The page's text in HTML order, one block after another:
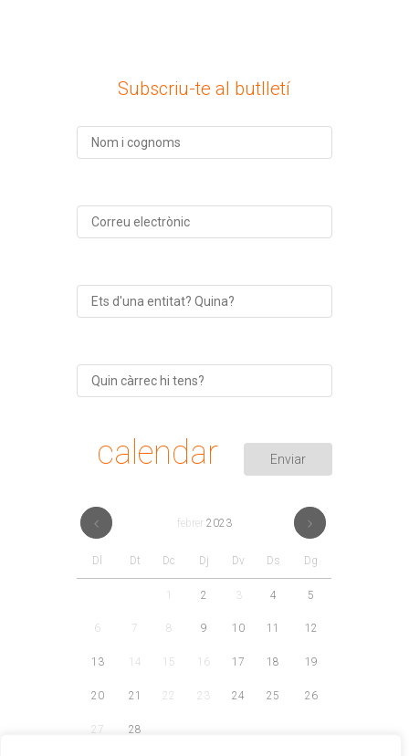
Subscriu-te al butlletí
calendar
febrer 2023
Dl Dt Dc Dj Dv Ds Dg
2 3 4 5
6 7 8 9 10 11 12
13 14 15 16 17 18 19
20 21 22 23 24 25 26
27 28